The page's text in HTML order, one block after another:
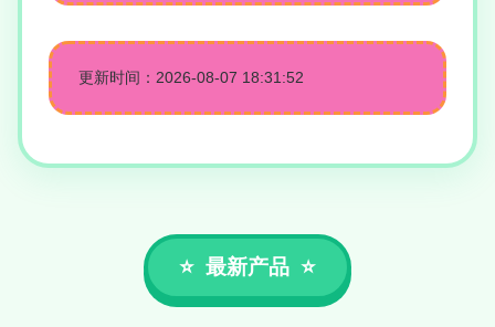
更新时间：2026-08-07 18:31:52
最新产品